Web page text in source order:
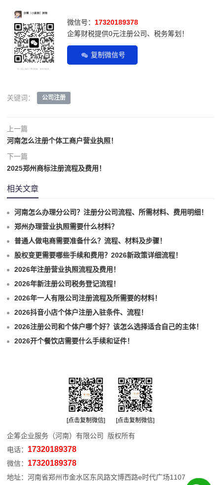
微信号： 17320189378
企筹财税提供0元注册公司、税务筹划！
复制微信号
关键词： 公司注册
上一篇
河南怎么注册个体工商户营业执照！
下一篇
2025郑州商标注册流程及费用！
相关文章
河南怎么办理分公司？注册分公司流程、所需材料、费用明细！
郑州办理营业执照需要什么材料？
普通人做电商需要准备什么？流程、材料及步骤！
股权变更需要哪些手续和费用？2026新政策详细流程！
2026年注册营业执照流程及费用！
2026年新注册公司税务登记流程！
2026年一人有限公司注册流程及所需要的材料！
2026抖音小店个体户注册入驻条件、流程！
2026注册公司和个体户哪个好？该怎么选择适合自己的主体！
2026开个餐饮店需要什么手续和证件！
[点击复制微信] [点击复制微信]
企筹企业服务（河南）有限公司 版权所有
电话： 17320189378
微信： 17320189378
地址：河南省郑州市金水区东风路文博西路e时代广场1107